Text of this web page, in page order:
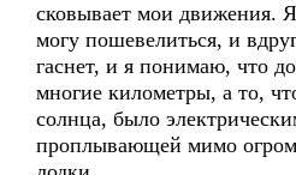
сковывает мои движения.
могу пошевелиться, и
гаснет, и я понимаю, что
многие километры, а то,
солнца, было
проплывающей мимо